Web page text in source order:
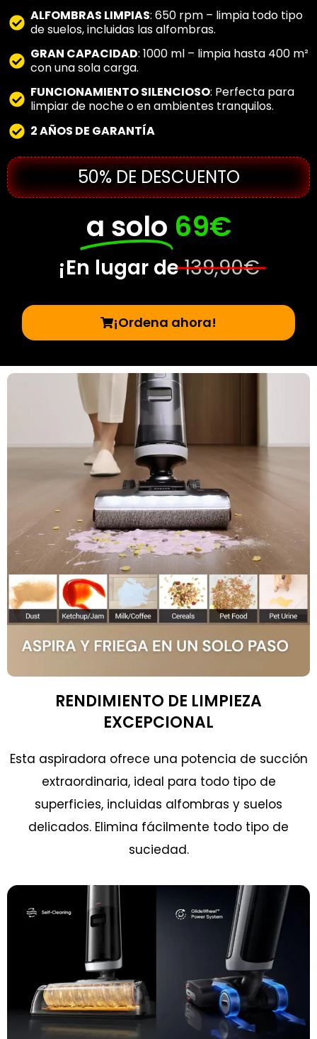
ALFOMBRAS LIMPIAS: 650 rpm – limpia todo tipo
de suelos, incluidas las alfombras.
GRAN CAPACIDAD: 1000 ml – limpia hasta 400 m²
con una sola carga.
FUNCIONAMIENTO SILENCIOSO: Perfecta para
limpiar de noche o en ambientes tranquilos.
2 AÑOS DE GARANTÍA
50% DE DESCUENTO
a solo 69€
¡En lugar de139,90€
¡Ordena ahora!
RENDIMIENTO DE LIMPIEZA
EXCEPCIONAL
Esta aspiradora ofrece una potencia de succión
extraordinaria, ideal para todo tipo de
superficies, incluidas alfombras y suelos
delicados. Elimina fácilmente todo tipo de
suciedad.